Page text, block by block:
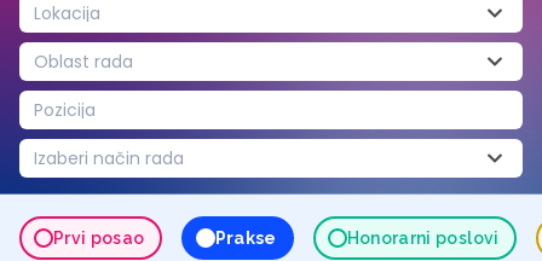
Lokacija
Oblast rada
Pozicija
Izaberi način rada
Prvi posao Prakse Honorarni poslovi